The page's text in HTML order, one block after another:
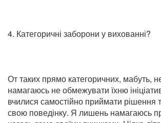
4. Категоричні заборони у вихованні?
От таких прямо категоричних, мабуть,
намагаюсь не обмежувати їхню
вчилися самостійно приймати рішення
свою поведінку. Я лишень намагаюсь